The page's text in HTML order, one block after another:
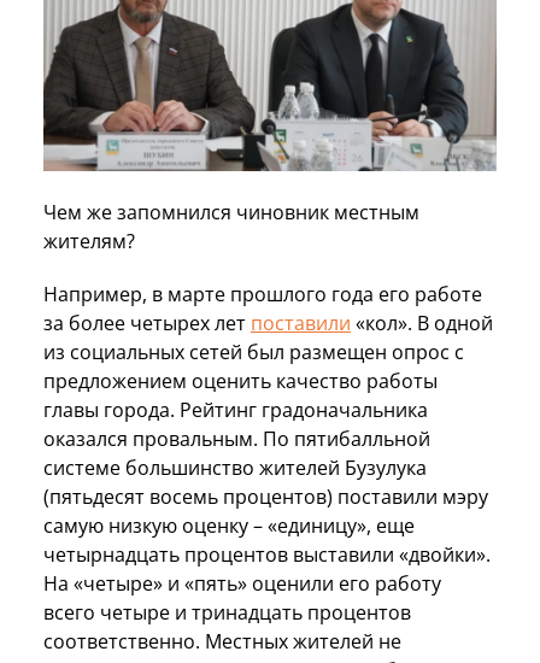
Чем же запомнился чиновник местным
жителям?
Например, в марте прошлого года его работе
за более четырех лет поставили «кол». В одной
из социальных сетей был размещен опрос с
предложением оценить качество работы
главы города. Рейтинг градоначальника
оказался провальным. По пятибалльной
системе большинство жителей Бузулука
(пятьдесят восемь процентов) поставили мэру
самую низкую оценку – «единицу», еще
четырнадцать процентов выставили «двойки».
На «четыре» и «пять» оценили его работу
всего четыре и тринадцать процентов
соответственно. Местных жителей не